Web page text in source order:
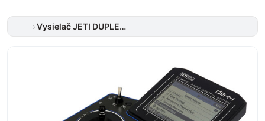
Vysielač JETI DUPLEX DS-14 II – modrý